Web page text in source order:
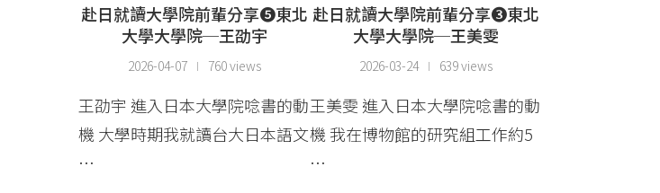
赴日就讀大學院前輩分享❺東北
大學大學院─王劭宇
2026-04-07 760 views
王劭宇 進入日本大學院唸書的動
機 大學時期我就讀台大日本語文
…
赴日就讀大學院前輩分享❸東北
大學大學院─王美雯
2026-03-24 639 views
王美雯 進入日本大學院唸書的動
機 我在博物館的研究組工作約5
…